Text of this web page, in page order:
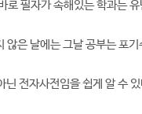
로 필자가 속해있는 학과는
않은 날에는 그날 공부는 포
전자사전임을 쉽게 알 수